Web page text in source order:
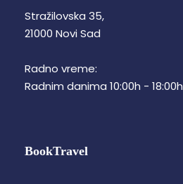
Stražilovska 35,
21000 Novi Sad
Radno vreme:
Radnim danima 10:00h - 18:00h
BookTravel